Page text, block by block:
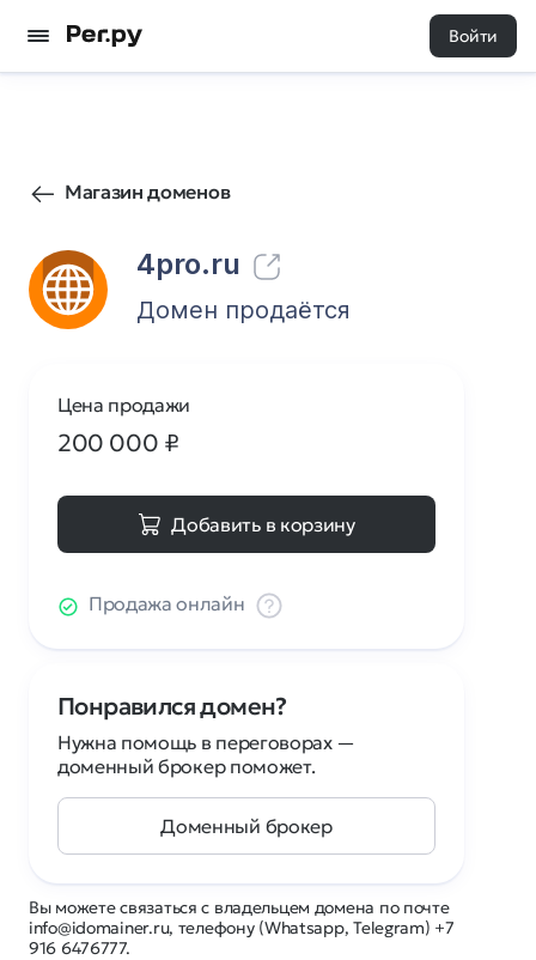
Войти
Магазин доменов
4pro.ru
76 0
Домен продаётся
Вы можете связаться с владельцем домена по почте
info@idomainer.ru, телефону (Whatsapp, Telegram) +7
916 6476777.
Цена продажи
200 000 ₽
Добавить в корзину
Продажа онлайн
Понравился домен?
Нужна помощь в переговорах —
доменный брокер поможет.
Доменный брокер